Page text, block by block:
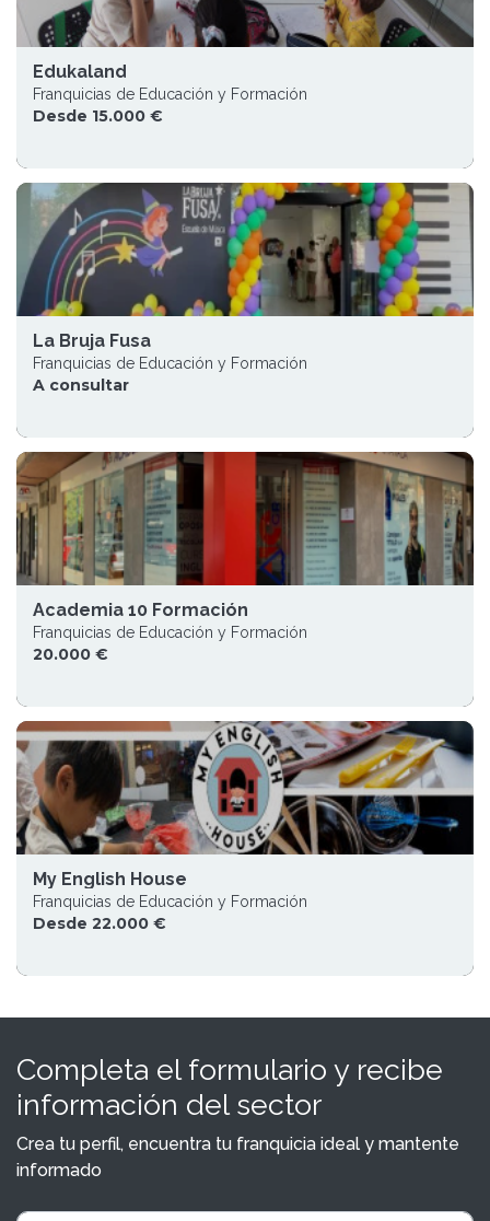
Edukaland
Franquicias de Educación y Formación
Desde 15.000 €
La Bruja Fusa
Franquicias de Educación y Formación
A consultar
Academia 10 Formación
Franquicias de Educación y Formación
20.000 €
My English House
Franquicias de Educación y Formación
Desde 22.000 €
Completa el formulario y recibe
información del sector
Crea tu perfil, encuentra tu franquicia ideal y mantente
informado